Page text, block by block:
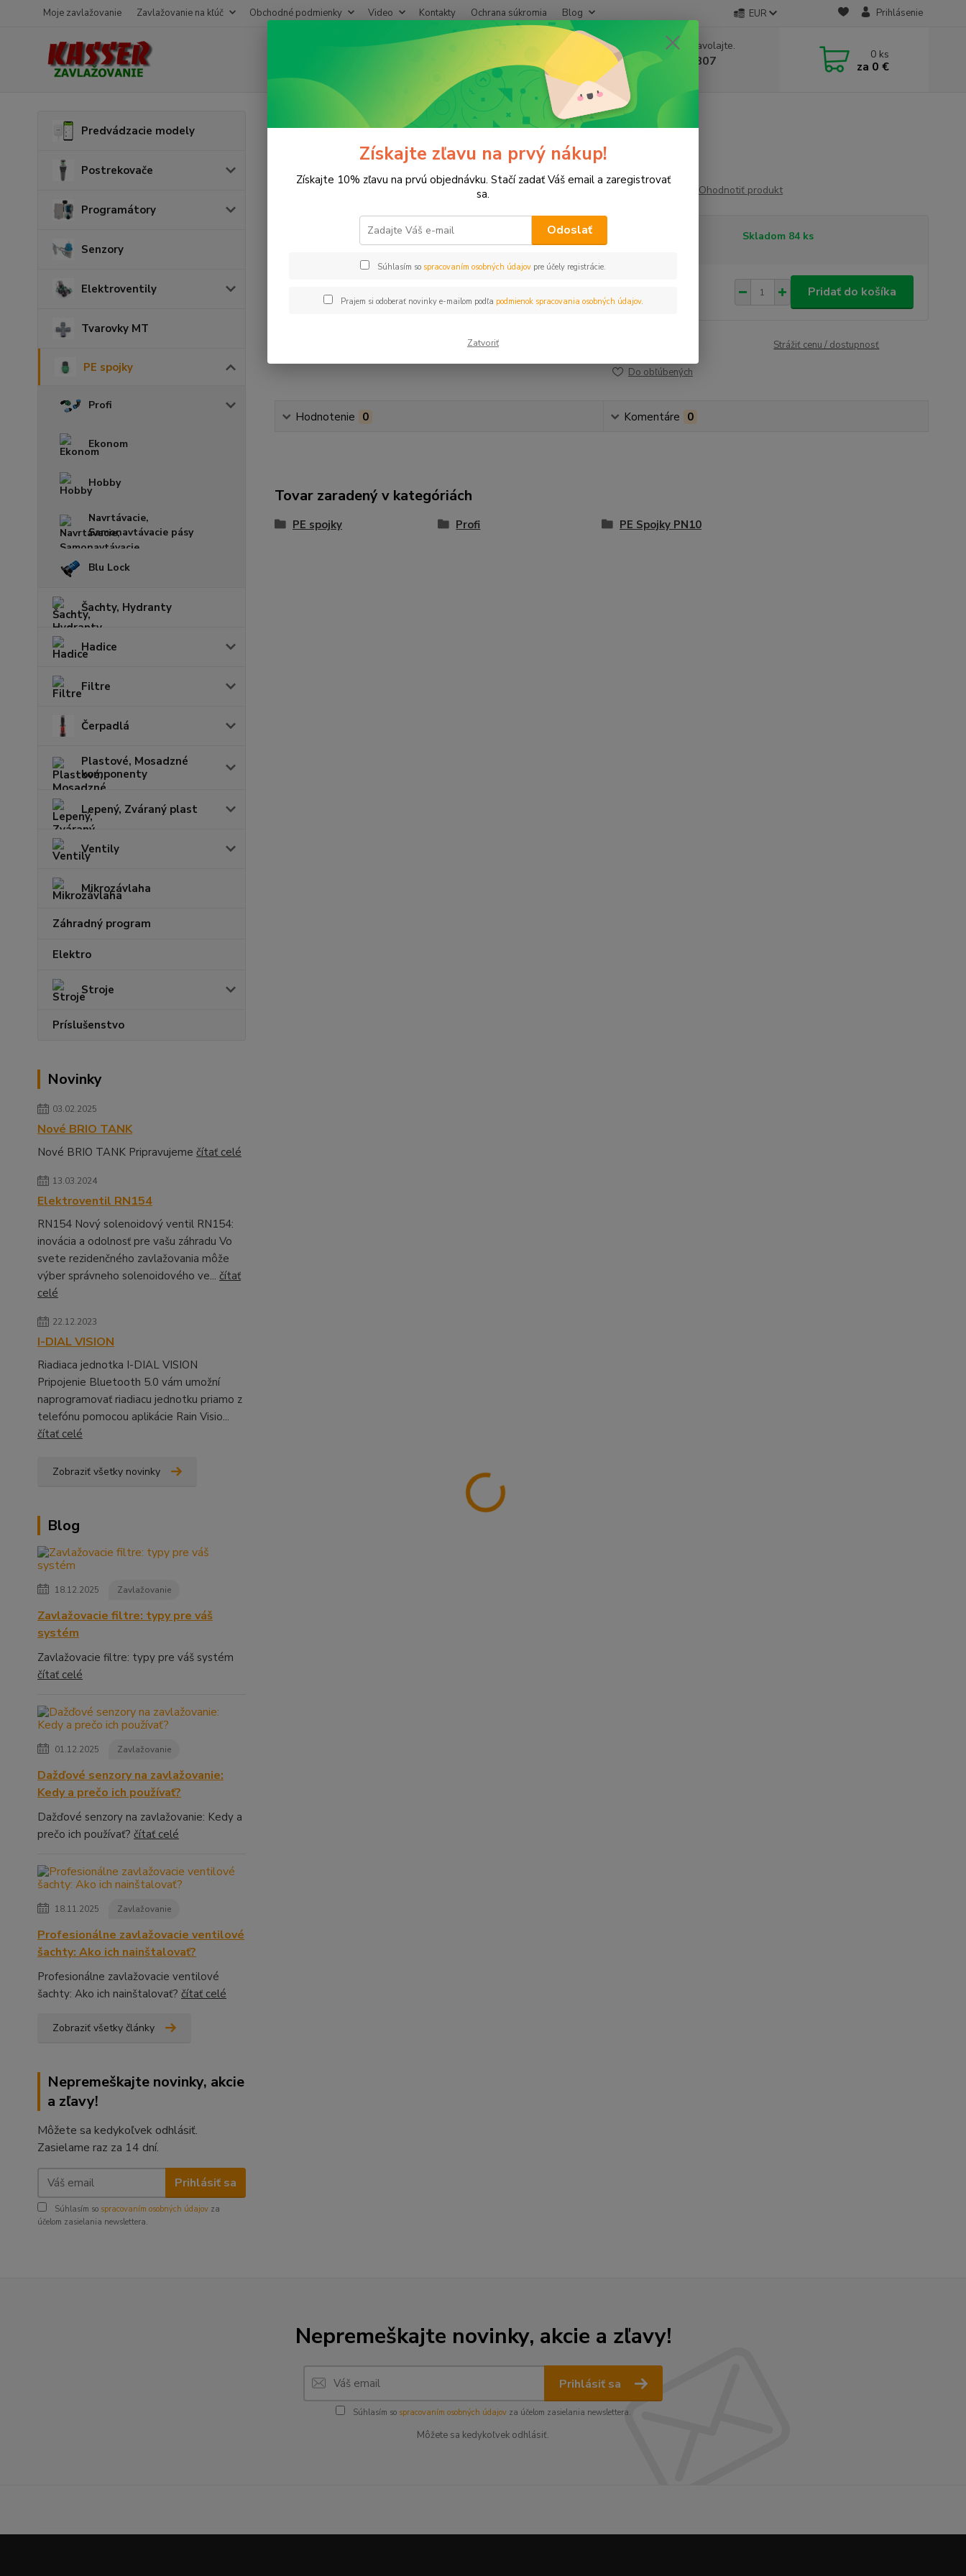
Moje zavlažovanie Zavlažovanie na kľúč Obchodné podmienky Video Kontakty Ochrana súkromia Blog EUR Prihlásenie
Neviete si rady? Zavolajte.
+421 911 131 807
(Po-Pia, 8-17 hod.)
0 ks
za 0 €
Predvádzacie modely
Postrekovače
Programátory
Senzory
Elektroventily
Tvarovky MT
PE spojky
Profi
Ekonom
Hobby
Navrtávacie,
Samonavtávacie pásy
Blu Lock
Šachty, Hydranty
Hadice
Filtre
Čerpadlá
Plastové, Mosadzné
komponenty
Lepený, Zváraný plast
Ventily
Mikrozávlaha
Záhradný program
Elektro
Stroje
Príslušenstvo
Novinky
03.02.2025
Nové BRIO TANK
Nové BRIO TANK Pripravujeme čítať celé
13.03.2024
Elektroventil RN154
RN154 Nový solenoidový ventil RN154:
inovácia a odolnosť pre vašu záhradu Vo
svete rezidenčného zavlažovania môže
výber správneho solenoidového ve... čítať
celé
22.12.2023
I-DIAL VISION
Riadiaca jednotka I-DIAL VISION
Pripojenie Bluetooth 5.0 vám umožní
naprogramovať riadiacu jednotku priamo z
telefónu pomocou aplikácie Rain Visio...
čítať celé
Zobraziť všetky novinky
Blog
18.12.2025 Zavlažovanie
Zavlažovacie filtre: typy pre váš
systém
Zavlažovacie filtre: typy pre váš systém
čítať celé
01.12.2025 Zavlažovanie
Dažďové senzory na zavlažovanie:
Kedy a prečo ich používať?
Dažďové senzory na zavlažovanie: Kedy a
prečo ich používať? čítať celé
18.11.2025 Zavlažovanie
Profesionálne zavlažovacie ventilové
šachty: Ako ich nainštalovať?
Profesionálne zavlažovacie ventilové
šachty: Ako ich nainštalovať? čítať celé
Zobraziť všetky články
Nepremeškajte novinky, akcie
a zľavy!
Môžete sa kedykoľvek odhlásiť.
Zasielame raz za 14 dní.
Prihlásiť sa
Súhlasím so spracovaním osobných údajov za
účelom zasielania newslettera.
Spojka reduk. 32x25 PROFI čierna
Spojka reduk. 32x25 PROFI čierna
Ohodnotiť produkt
Skladom 84 ks
2,14 €
Pridať do košíka
Strážiť cenu / dostupnosť
Do obľúbených
Hodnotenie 0 Komentáre 0
Tovar zaradený v kategóriách
PE spojky Profi PE Spojky PN10
Nepremeškajte novinky, akcie a zľavy!
Prihlásiť sa
Súhlasím so spracovaním osobných údajovza účelom zasielania newslettera.
Môžete sa kedykoľvek odhlásiť.
Získajte zľavu na prvý nákup!
Získajte 10% zľavu na prvú objednávku. Stačí zadať Váš email a zaregistrovať
sa.
Odoslať
Súhlasím so spracovaním osobných údajov pre účely registrácie.
Prajem si odoberať novinky e-mailom podľa podmienok spracovania osobných údajov.
Zatvoriť